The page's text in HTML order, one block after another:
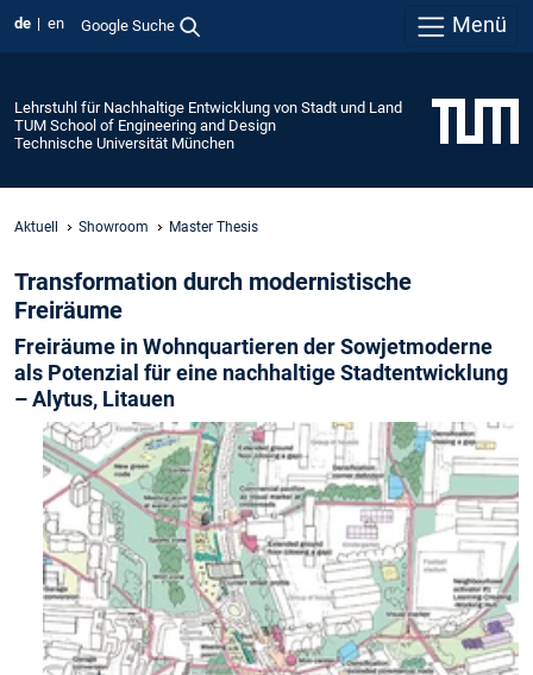
de en Google Suche Menü
Lehrstuhl für Nachhaltige Entwicklung von Stadt und Land
TUM School of Engineering and Design
Technische Universität München
Aktuell Showroom Master Thesis
Transformation durch modernistische
Freiräume
Freiräume in Wohnquartieren der Sowjetmoderne
als Potenzial für eine nachhaltige Stadtentwicklung
– Alytus, Litauen